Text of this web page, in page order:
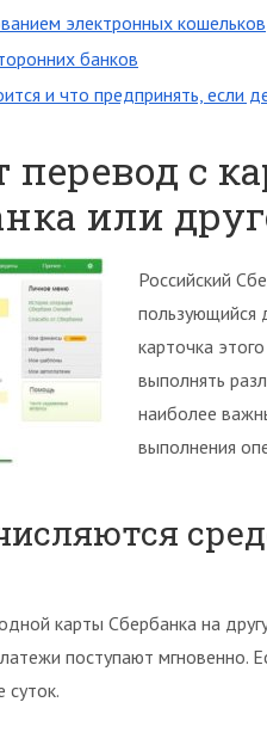
электронных кошельков
банков
и что предпринять, если
перевод с
или
Российский
пользующийся
карточка
выполнять
наиболее
выполнения
карты Сбербанка на
поступают мгновенно.
суток.